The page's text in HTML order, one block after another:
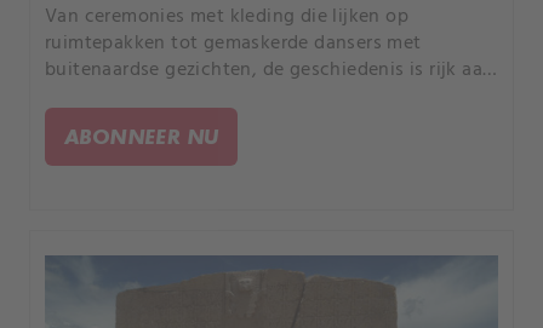
Van ceremonies met kleding die lijken op
ruimtepakken tot gemaskerde dansers met
buitenaardse gezichten, de geschiedenis is rijk aan
echo's van echte ontmoetingen met iets dat niet
van deze aarde is?.
ABONNEER NU